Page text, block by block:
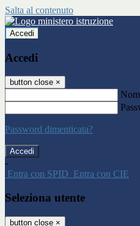
Salta al contenuto
Accedi
Accedi
button close ×
Password dimenticata?
-
Entra con SPID Entra con CIE
Seleziona utente
button close ×